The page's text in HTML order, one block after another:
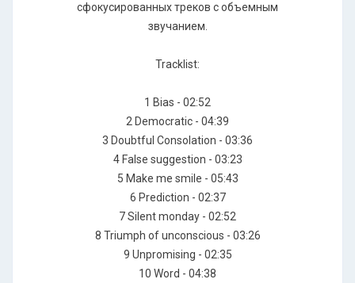
сфокусированных треков с объемным
звучанием.
Tracklist:
1 Bias - 02:52
2 Democratic - 04:39
3 Doubtful Consolation - 03:36
4 False suggestion - 03:23
5 Make me smile - 05:43
6 Prediction - 02:37
7 Silent monday - 02:52
8 Triumph of unconscious - 03:26
9 Unpromising - 02:35
10 Word - 04:38